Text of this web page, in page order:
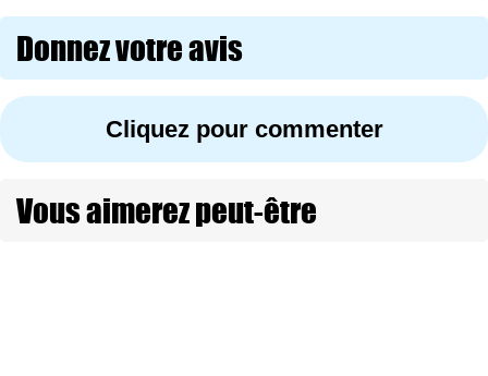
Donnez votre avis
Cliquez pour commenter
Vous aimerez peut-être